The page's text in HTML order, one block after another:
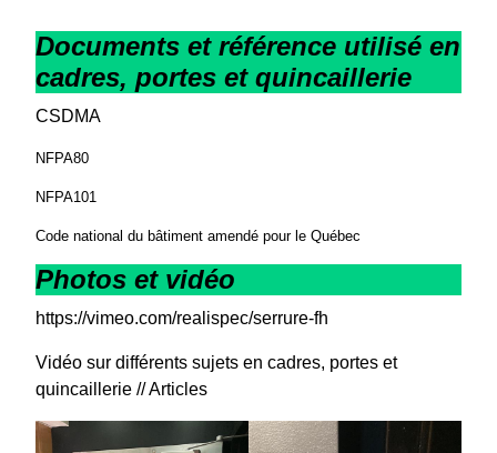
Documents et référence utilisé en
cadres, portes et quincaillerie
CSDMA
NFPA80
NFPA101
Code national du bâtiment amendé pour le Québec
Photos et vidéo
https://vimeo.com/realispec/serrure-fh
Vidéo sur différents sujets en cadres, portes et
quincaillerie // Articles